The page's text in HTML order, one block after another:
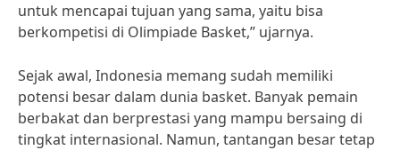
untuk mencapai tujuan yang sama, yaitu bisa
berkompetisi di Olimpiade Basket,” ujarnya.
Sejak awal, Indonesia memang sudah memiliki
potensi besar dalam dunia basket. Banyak pemain
berbakat dan berprestasi yang mampu bersaing di
tingkat internasional. Namun, tantangan besar tetap